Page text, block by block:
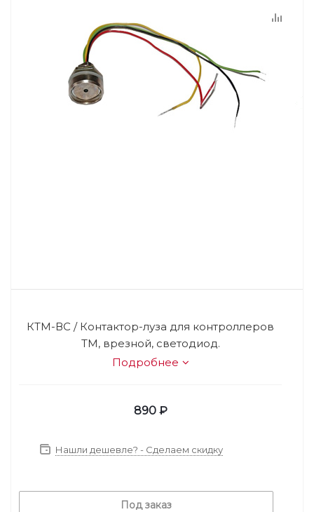
КТМ-ВС / Контактор-луза для контроллеров
ТМ, врезной, светодиод.
Подробнее
890₽
Нашли дешевле? - Сделаем скидку
Под заказ